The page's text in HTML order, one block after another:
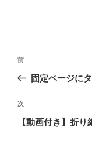
投
ビ
ゲ
前
の
稿
前
固定ページに
次
の
次
【動画付き】折り